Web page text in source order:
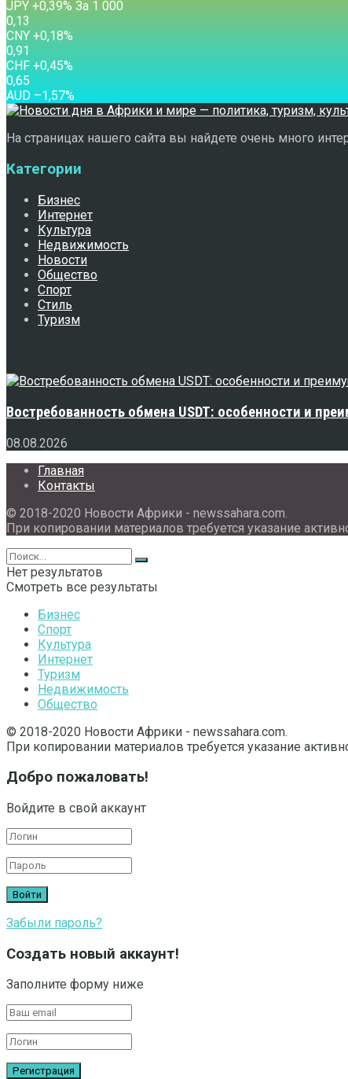
JPY +0,39% За 1 000
0,13
CNY +0,18%
0,91
CHF +0,45%
0,65
AUD –1,57%
На страницах нашего сайта вы найдете очень много
Категории
Бизнес
Интернет
Культура
Недвижимость
Новости
Общество
Спорт
Стиль
Туризм
Востребованность обмена USDT: особенности и
08.08.2026
Главная
Контакты
© 2018-2020 Новости Африки - newssahara.com.
При копировании материалов требуется указание
Нет результатов
Смотреть все результаты
Бизнес
Спорт
Культура
Интернет
Туризм
Недвижимость
Общество
© 2018-2020 Новости Африки - newssahara.com.
При копировании материалов требуется указание
Добро пожаловать!
Войдите в свой аккаунт
Забыли пароль?
Создать новый аккаунт!
Заполните форму ниже